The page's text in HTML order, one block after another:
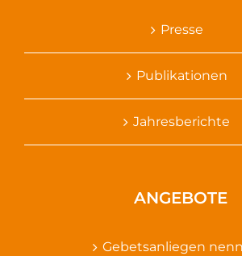
Presse
Publikationen
Jahresberichte
ANGEBOTE
Gebetsanliegen